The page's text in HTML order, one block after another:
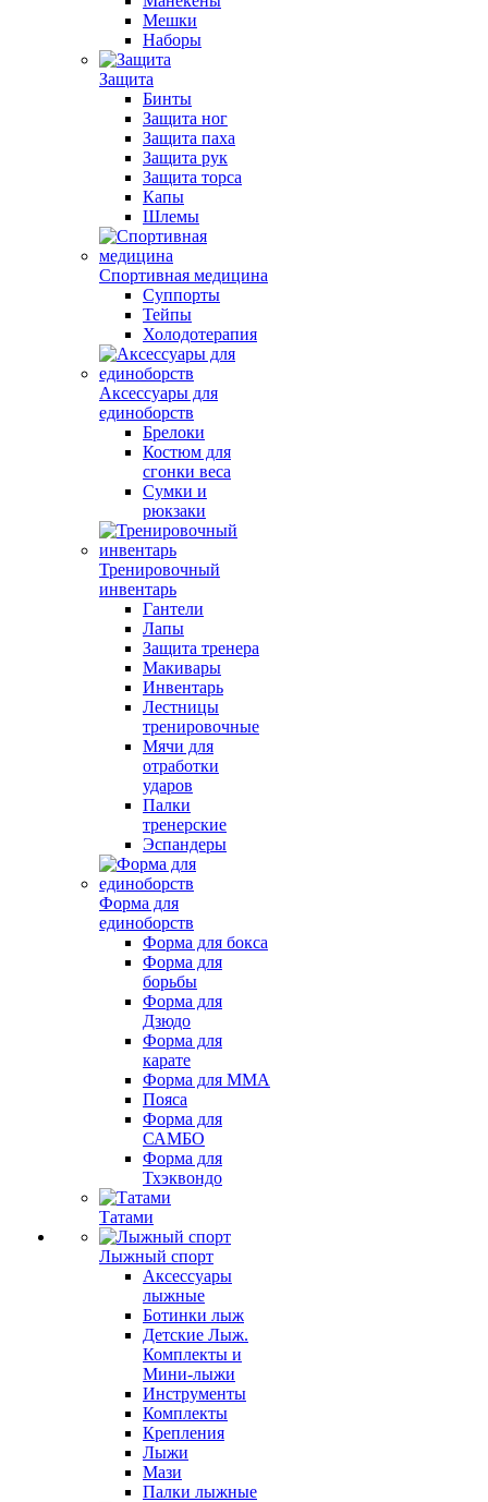
Мешки
Наборы
Защита
Бинты
Защита ног
Защита паха
Защита рук
Защита торса
Капы
Шлемы
Спортивная медицина
Суппорты
Тейпы
Холодотерапия
Аксессуары для
единоборств
Брелоки
Костюм для
сгонки веса
Сумки и
рюкзаки
Тренировочный
инвентарь
Гантели
Лапы
Защита тренера
Макивары
Инвентарь
Лестницы
тренировочные
Мячи для
отработки
ударов
Палки
тренерские
Эспандеры
Форма для
единоборств
Форма для бокса
Форма для
борьбы
Форма для
Дзюдо
Форма для
карате
Форма для MMA
Пояса
Форма для
САМБО
Форма для
Тхэквондо
Татами
Лыжный спорт
Аксессуары
лыжные
Ботинки лыж
Детские Лыж.
Комплекты и
Мини-лыжи
Инструменты
Комплекты
Крепления
Лыжи
Мази
Палки лыжные